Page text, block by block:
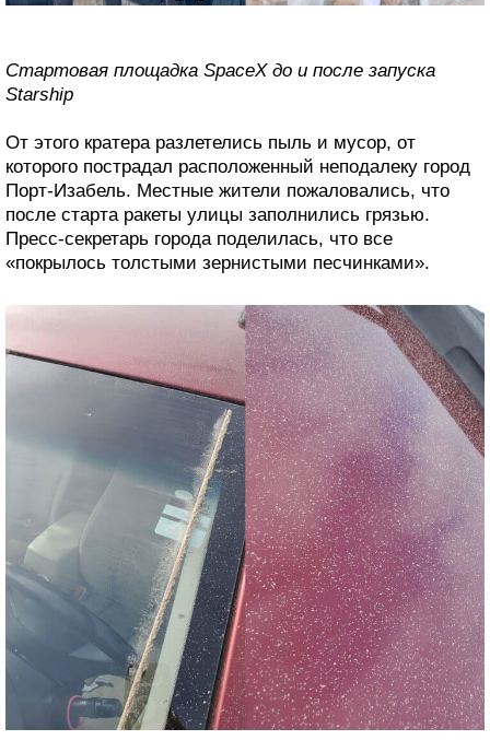
Стартовая площадка SpaceX до и после запуска
Starship
От этого кратера разлетелись пыль и мусор, от
которого пострадал расположенный неподалеку город
Порт-Изабель. Местные жители пожаловались, что
после старта ракеты улицы заполнились грязью.
Пресс-секретарь города поделилась, что все
«покрылось толстыми зернистыми песчинками».